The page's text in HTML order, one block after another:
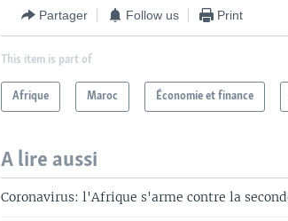
Partager Follow us Print
This item is part of
Afrique Maroc Économie et finance
A lire aussi
Coronavirus: l'Afrique s'arme contre la